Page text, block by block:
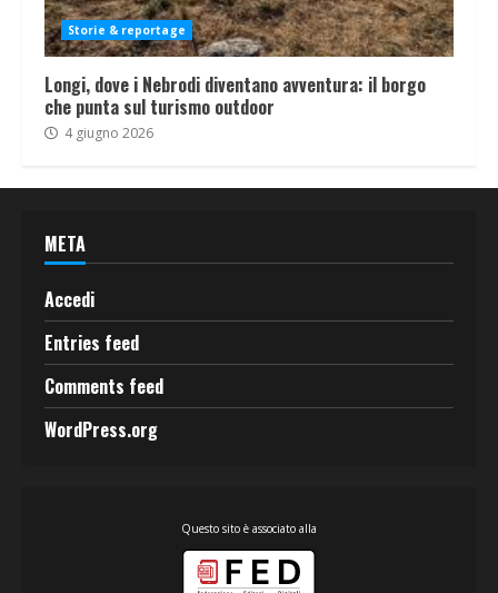
Storie & reportage
Longi, dove i Nebrodi diventano avventura: il borgo
che punta sul turismo outdoor
4 giugno 2026
META
Accedi
Entries feed
Comments feed
WordPress.org
Questo sito è associato alla